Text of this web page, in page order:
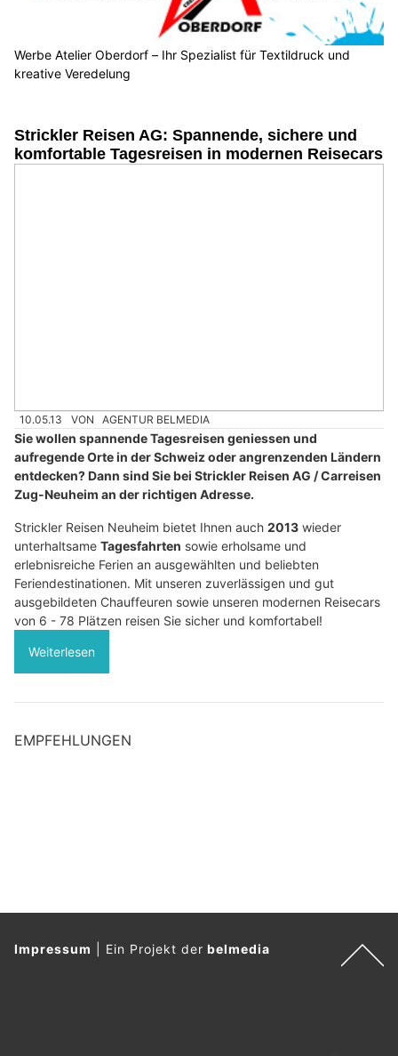
Werbe Atelier Oberdorf – Ihr Spezialist für Textildruck und
kreative Veredelung
Strickler Reisen AG: Spannende, sichere und
komfortable Tagesreisen in modernen Reisecars
10.05.13 VON AGENTUR BELMEDIA
Sie wollen spannende Tagesreisen geniessen und
aufregende Orte in der Schweiz oder angrenzenden Ländern
entdecken? Dann sind Sie bei Strickler Reisen AG / Carreisen
Zug-Neuheim an der richtigen Adresse.
Strickler Reisen Neuheim bietet Ihnen auch 2013 wieder
unterhaltsame Tagesfahrten sowie erholsame und
erlebnisreiche Ferien an ausgewählten und beliebten
Feriendestinationen. Mit unseren zuverlässigen und gut
ausgebildeten Chauffeuren sowie unseren modernen Reisecars
von 6 - 78 Plätzen reisen Sie sicher und komfortabel!
Weiterlesen
EMPFEHLUNGEN
Impressum Ein Projekt derbelmedia